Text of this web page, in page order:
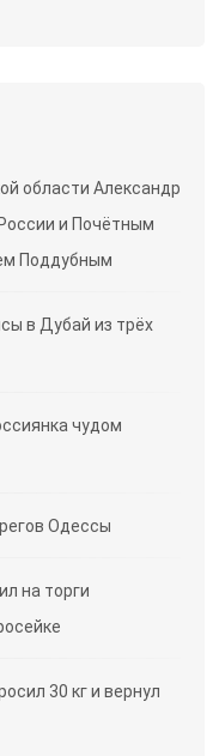
области Александр
и Почётным
Поддубным
в Дубай из трёх
чудом
Одессы
на торги
30 кг и вернул